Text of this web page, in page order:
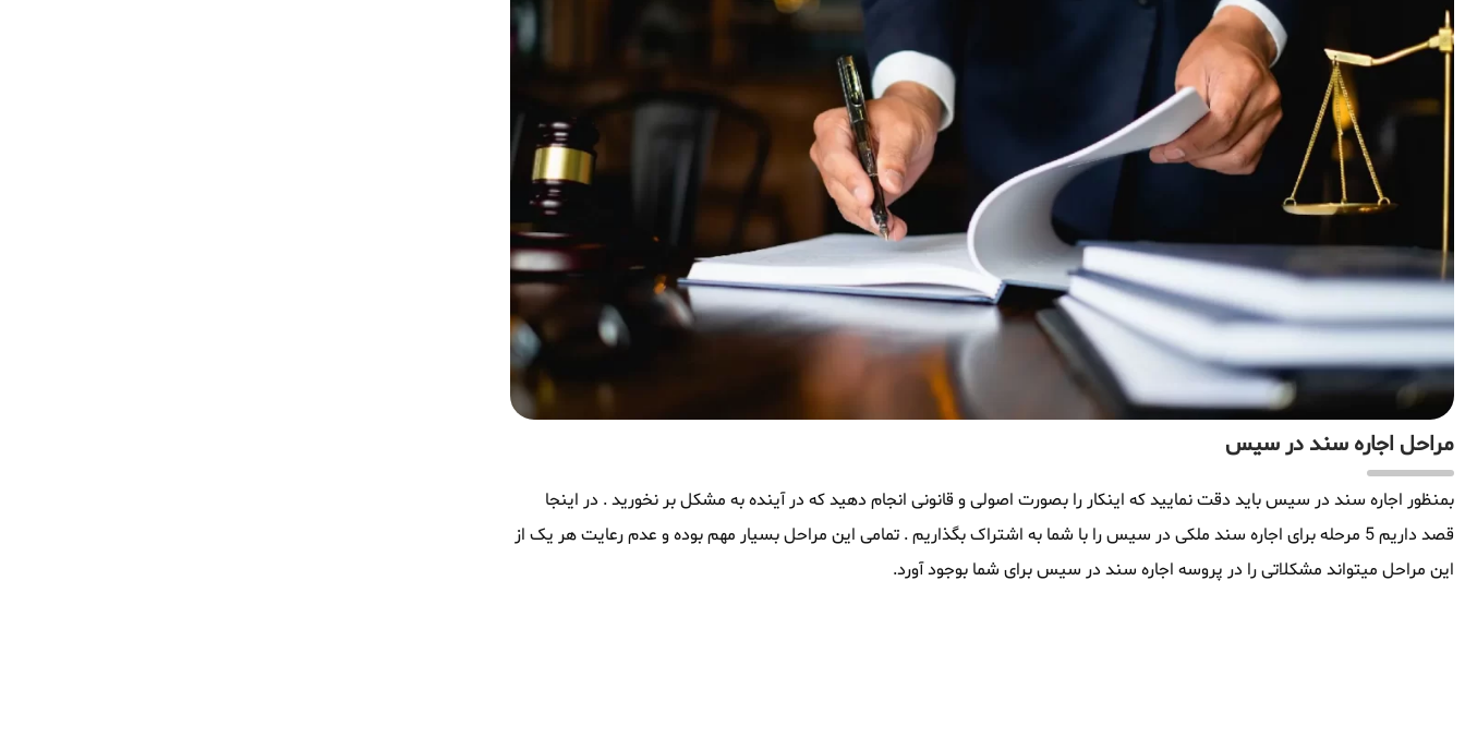
مراحل اجاره سند در سیس
بمنظور اجاره سند در سیس باید دقت نمایید که اینکار را بصورت اصولی و قانونی انجام دهید که در آینده به مشکل بر نخورید . در اینجا
قصد داریم 5 مرحله برای اجاره سند ملکی در سیس را با شما به اشتراک بگذاریم . تمامی این مراحل بسیار مهم بوده و عدم رعایت هر یک از
این مراحل میتواند مشکلاتی را در پروسه اجاره سند در سیس برای شما بوجود آورد.